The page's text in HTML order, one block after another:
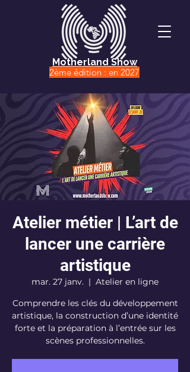
Motherland Show
2ème édition : en 2027
Atelier métier | L’art de
lancer une carrière
artistique
mar. 27 janv.
  |
Atelier en ligne
Comprendre les clés du développement
artistique, la construction d’une identité
forte et la préparation à l’entrée sur les
scènes professionnelles.